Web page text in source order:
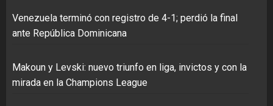
Venezuela terminó con registro de 4-1; perdió la final
ante República Dominicana
Makoun y Levski: nuevo triunfo en liga, invictos y con la
mirada en la Champions League